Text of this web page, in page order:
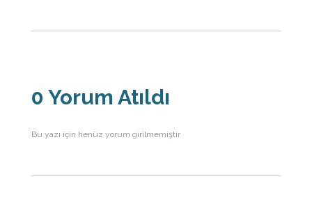
0 Yorum Atıldı
Bu yazı için henüz yorum girilmemiştir